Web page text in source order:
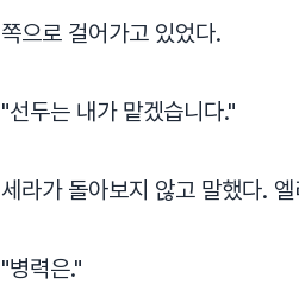
쪽으로 걸어가고 있었다.
"선두는 내가 맡겠습니다."
세라가 돌아보지 않고 말했다.
"병력은."